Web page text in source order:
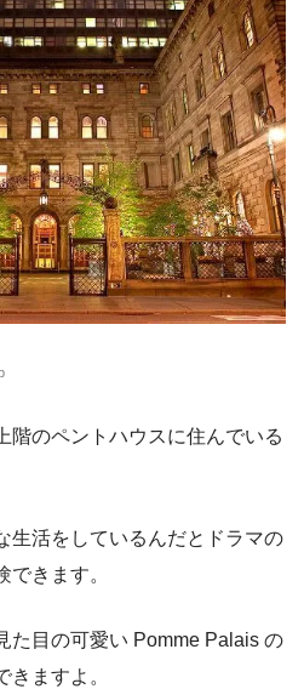
階のペントハウスに住んでいる
生活をしているんだとドラマの
きます。
た目の可愛い Pomme Palais の
ますよ。